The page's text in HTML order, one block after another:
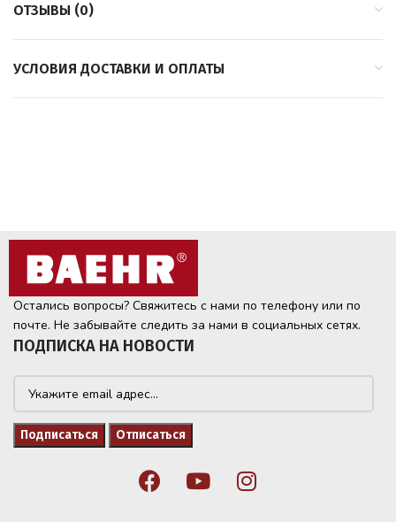
ОТЗЫВЫ (0)
УСЛОВИЯ ДОСТАВКИ И ОПЛАТЫ
Остались вопросы? Свяжитесь с нами по телефону или по
почте. Не забывайте следить за нами в социальных сетях.
ПОДПИСКА НА НОВОСТИ